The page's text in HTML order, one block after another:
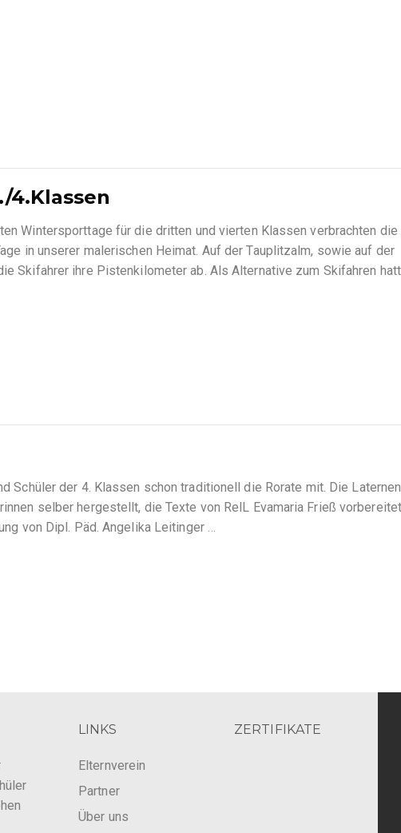
Wintersporttage für die dritten und vierten Klassen verbrachten die
in unserer malerischen Heimat. Auf der Tauplitzalm, sowie auf der
Skifahrer ihre Pistenkilometer ab. Als Alternative zum Skifahren
Schüler der 4. Klassen schon traditionell die Rorate mit. Die
selber hergestellt, die Texte von RelL Evamaria Frieß
von Dipl. Päd. Angelika Leitinger …
LINKS
Elternverein
Partner
Über uns
ZERTIFIKATE